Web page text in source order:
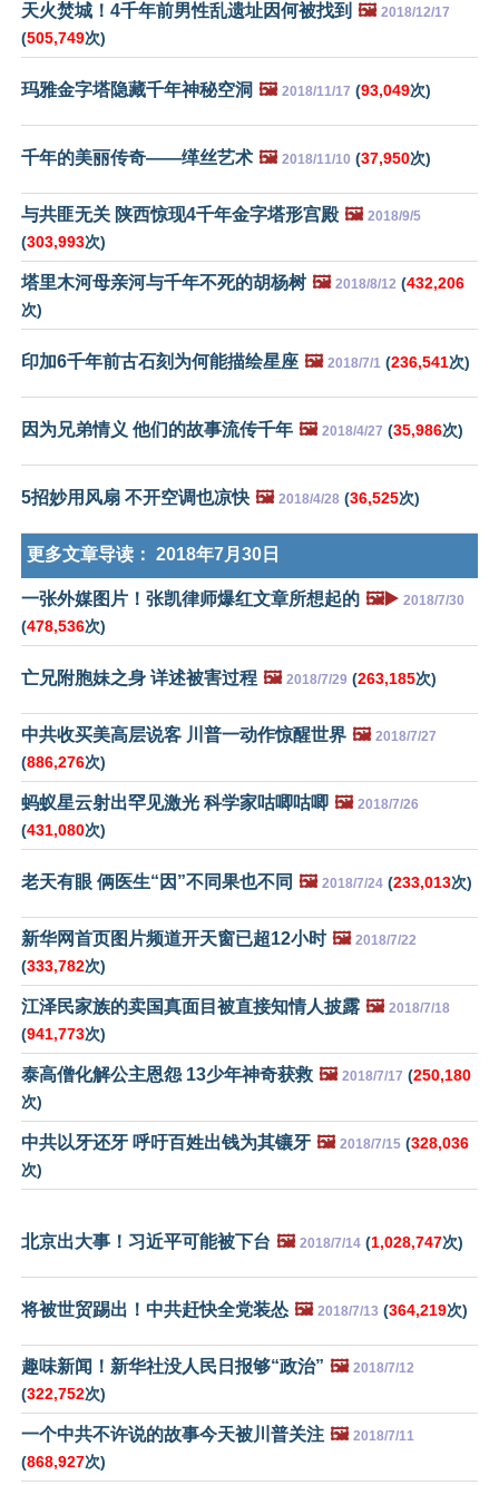
天火焚城！4千年前男性乱遗址因何被找到 🖼️ 2018/12/17
(505,749次)
玛雅金字塔隐藏千年神秘空洞 🖼️ 2018/11/17 (93,049次)
千年的美丽传奇——缂丝艺术 🖼️ 2018/11/10 (37,950次)
与共匪无关 陕西惊现4千年金字塔形宫殿 🖼️ 2018/9/5
(303,993次)
塔里木河母亲河与千年不死的胡杨树 🖼️ 2018/8/12 (432,206
次)
印加6千年前古石刻为何能描绘星座 🖼️ 2018/7/1 (236,541次)
因为兄弟情义 他们的故事流传千年 🖼️ 2018/4/27 (35,986次)
5招妙用风扇 不开空调也凉快 🖼️ 2018/4/28 (36,525次)
更多文章导读： 2018年7月30日
一张外媒图片！张凯律师爆红文章所想起的 🖼️▶️ 2018/7/30
(478,536次)
亡兄附胞妹之身 详述被害过程 🖼️ 2018/7/29 (263,185次)
中共收买美高层说客 川普一动作惊醒世界 🖼️ 2018/7/27
(886,276次)
蚂蚁星云射出罕见激光 科学家咕唧咕唧 🖼️ 2018/7/26
(431,080次)
老天有眼 俩医生“因”不同果也不同 🖼️ 2018/7/24 (233,013次)
新华网首页图片频道开天窗已超12小时 🖼️ 2018/7/22
(333,782次)
江泽民家族的卖国真面目被直接知情人披露 🖼️ 2018/7/18
(941,773次)
泰高僧化解公主恩怨 13少年神奇获救 🖼️ 2018/7/17 (250,180
次)
中共以牙还牙 呼吁百姓出钱为其镶牙 🖼️ 2018/7/15 (328,036
次)
北京出大事！习近平可能被下台 🖼️ 2018/7/14 (1,028,747次)
将被世贸踢出！中共赶快全党装怂 🖼️ 2018/7/13 (364,219次)
趣味新闻！新华社没人民日报够“政治” 🖼️ 2018/7/12
(322,752次)
一个中共不许说的故事今天被川普关注 🖼️ 2018/7/11
(868,927次)